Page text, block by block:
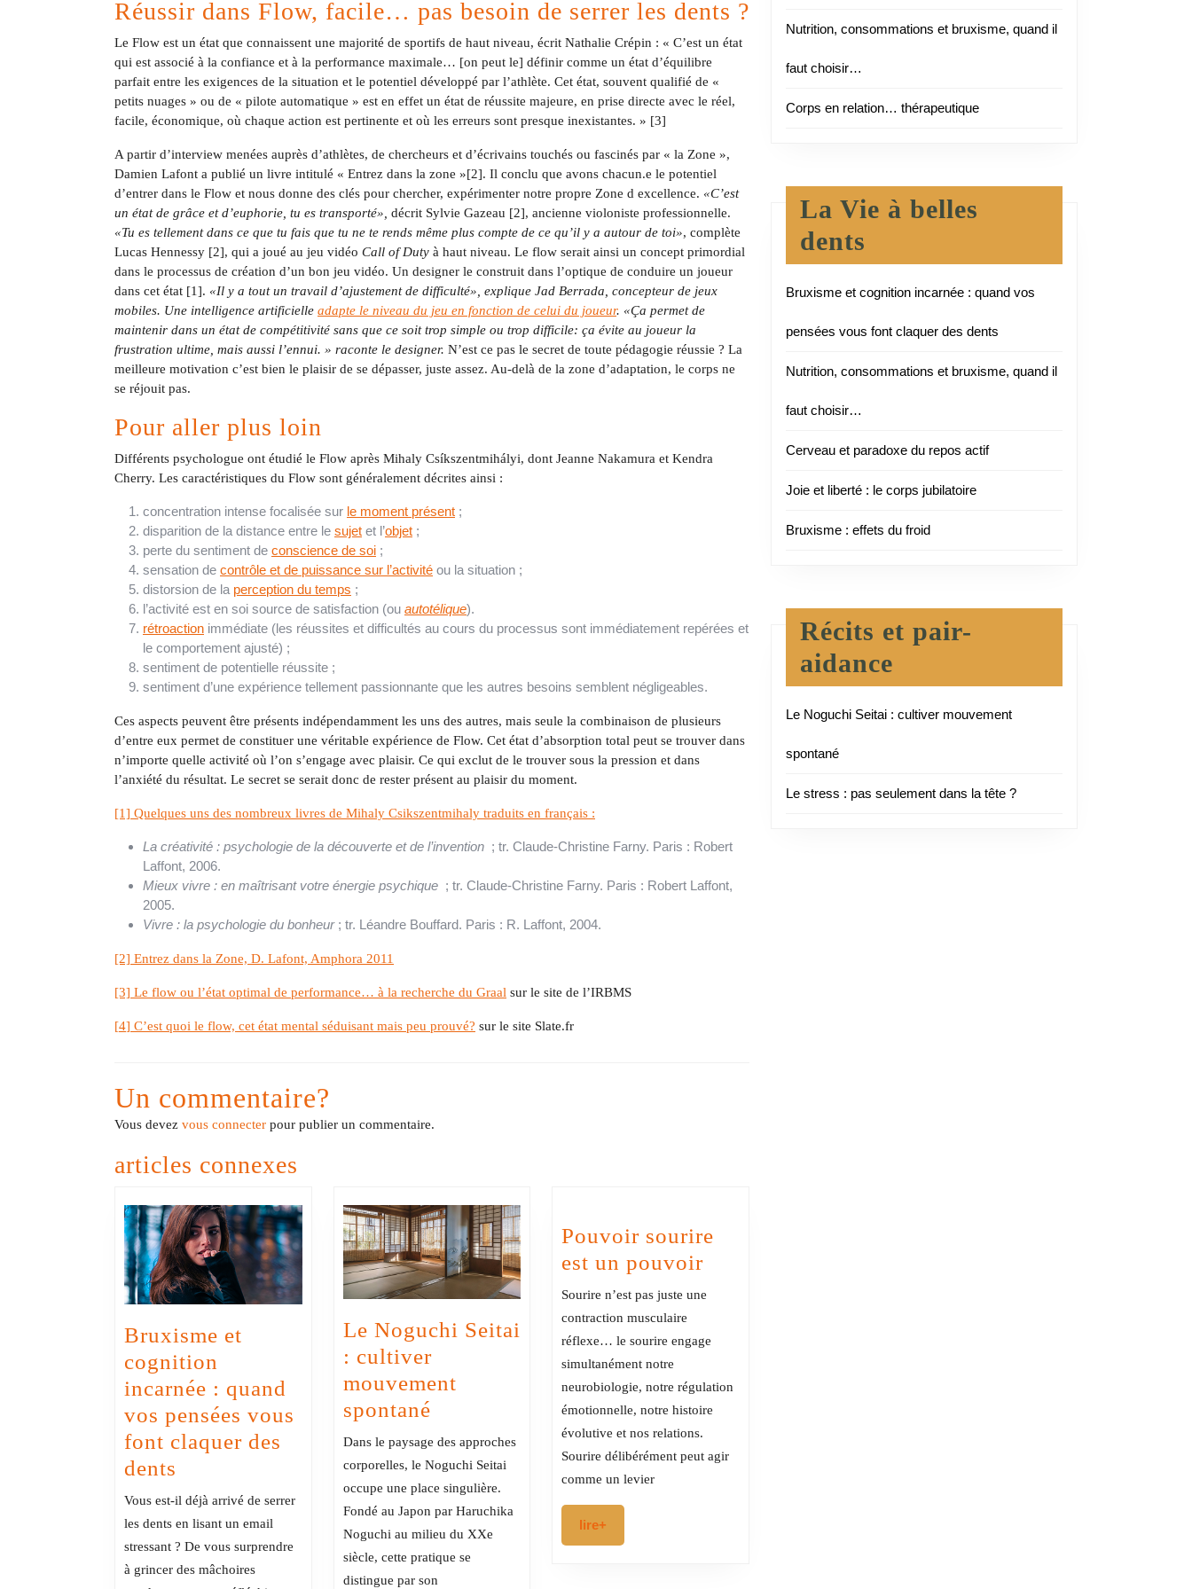
Réussir dans Flow, facile… pas besoin de serrer les dents ?
Le Flow est un état que connaissent une majorité de sportifs de haut niveau, écrit Nathalie Crépin : « C’est un état
qui est associé à la confiance et à la performance maximale… [on peut le] définir comme un état d’équilibre
parfait entre les exigences de la situation et le potentiel développé par l’athlète. Cet état, souvent qualifié de «
petits nuages » ou de « pilote automatique » est en effet un état de réussite majeure, en prise directe avec le réel,
facile, économique, où chaque action est pertinente et où les erreurs sont presque inexistantes. » [3]
A partir d’interview menées auprès d’athlètes, de chercheurs et d’écrivains touchés ou fascinés par « la Zone »,
Damien Lafont a publié un livre intitulé « Entrez dans la zone »[2]. Il conclu que avons chacun.e le potentiel
d’entrer dans le Flow et nous donne des clés pour chercher, expérimenter notre propre Zone d excellence. «C’est
un état de grâce et d’euphorie, tu es transporté», décrit Sylvie Gazeau [2], ancienne violoniste professionnelle.
«Tu es tellement dans ce que tu fais que tu ne te rends même plus compte de ce qu’il y a autour de toi», complète
Lucas Hennessy [2], qui a joué au jeu vidéo Call of Duty à haut niveau. Le flow serait ainsi un concept primordial
dans le processus de création d’un bon jeu vidéo. Un designer le construit dans l’optique de conduire un joueur
dans cet état [1]. «Il y a tout un travail d’ajustement de difficulté», explique Jad Berrada, concepteur de jeux
mobiles. Une intelligence artificielle adapte le niveau du jeu en fonction de celui du joueur. «Ça permet de
maintenir dans un état de compétitivité sans que ce soit trop simple ou trop difficile: ça évite au joueur la
frustration ultime, mais aussi l’ennui. » raconte le designer. N’est ce pas le secret de toute pédagogie réussie ? La
meilleure motivation c’est bien le plaisir de se dépasser, juste assez. Au-delà de la zone d’adaptation, le corps ne
se réjouit pas.
Pour aller plus loin
Différents psychologue ont étudié le Flow après Mihaly Csíkszentmihályi, dont Jeanne Nakamura et Kendra
Cherry. Les caractéristiques du Flow sont généralement décrites ainsi :
concentration intense focalisée sur le moment présent ;
disparition de la distance entre le sujet et l’objet ;
perte du sentiment de conscience de soi ;
sensation de contrôle et de puissance sur l’activité ou la situation ;
distorsion de la perception du temps ;
l’activité est en soi source de satisfaction (ou autotélique).
rétroaction immédiate (les réussites et difficultés au cours du processus sont immédiatement repérées et
le comportement ajusté) ;
sentiment de potentielle réussite ;
sentiment d’une expérience tellement passionnante que les autres besoins semblent négligeables.
Ces aspects peuvent être présents indépendamment les uns des autres, mais seule la combinaison de plusieurs
d’entre eux permet de constituer une véritable expérience de Flow. Cet état d’absorption total peut se trouver dans
n’importe quelle activité où l’on s’engage avec plaisir. Ce qui exclut de le trouver sous la pression et dans
l’anxiété du résultat. Le secret se serait donc de rester présent au plaisir du moment.
[1] Quelques uns des nombreux livres de Mihaly Csikszentmihaly traduits en français :
La créativité : psychologie de la découverte et de l’invention ; tr. Claude-Christine Farny. Paris : Robert
Laffont, 2006.
Mieux vivre : en maîtrisant votre énergie psychique ; tr. Claude-Christine Farny. Paris : Robert Laffont,
2005.
Vivre : la psychologie du bonheur; tr. Léandre Bouffard. Paris : R. Laffont, 2004.
[2] Entrez dans la Zone, D. Lafont, Amphora 2011
[3] Le flow ou l’état optimal de performance… à la recherche du Graal sur le site de l’IRBMS
[4] C’est quoi le flow, cet état mental séduisant mais peu prouvé? sur le site Slate.fr
Un commentaire?
Vous devez vous connecter pour publier un commentaire.
articles connexes
Bruxisme et
cognition
incarnée : quand
vos pensées vous
font claquer des
dents
et
cognition
incarnée
:
Vous est-il déjà arrivé de serrer
les dents en lisant un email
stressant ? De vous surprendre
à grincer des mâchoires
Le Noguchi Seitai
: cultiver
mouvement
spontanéLe
Noguchi
Seitai
:
cultiver
mouvement
spontané
Dans le paysage des approches
corporelles, le Noguchi Seitai
occupe une place singulière.
Fondé au Japon par Haruchika
Noguchi au milieu du XXe
siècle, cette pratique se
distingue par son
Pouvoir sourire
est un pouvoirPouvoir
sourire
un
Sourire n’est pas juste une
contraction musculaire
réflexe… le sourire engage
simultanément notre
neurobiologie, notre régulation
émotionnelle, notre histoire
évolutive et nos relations.
Sourire délibérément peut agir
comme un levier
lire+
Nutrition, consommations et bruxisme, quand il
faut choisir…
Corps en relation… thérapeutique
La Vie à belles
dents
Bruxisme et cognition incarnée : quand vos
pensées vous font claquer des dents
Nutrition, consommations et bruxisme, quand il
faut choisir…
Cerveau et paradoxe du repos actif
Joie et liberté : le corps jubilatoire
Bruxisme : effets du froid
Récits et pair-
aidance
Le Noguchi Seitai : cultiver mouvement
spontané
Le stress : pas seulement dans la tête ?